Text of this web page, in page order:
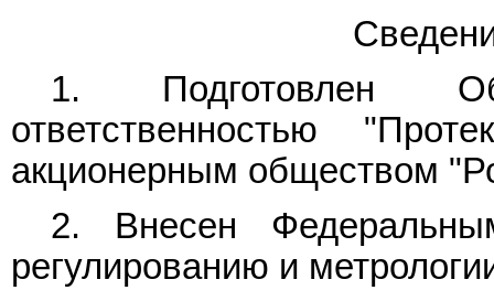
1. Подготовлен
ответственностью
акционерным обществом
2. Внесен
регулированию и